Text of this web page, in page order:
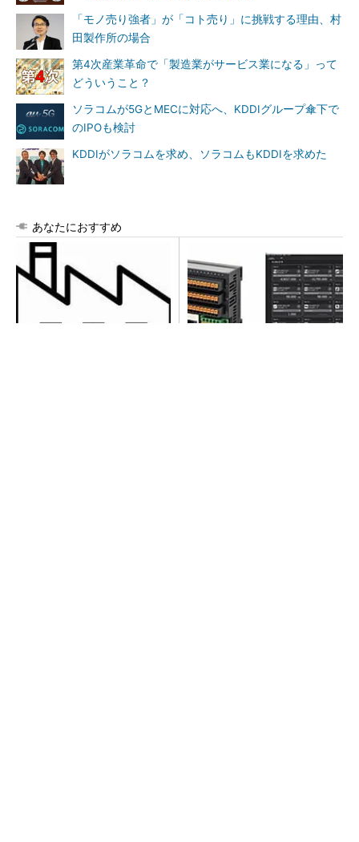
「モノ売り強者」が「コト売り」に挑戦する理由、村
田製作所の場合
第4次産業革命で「製造業がサービス業になる」って
どういうこと？
ソラコムが5GとMECに対応へ、KDDIグループ傘下で
のIPOも検討
KDDIがソラコムを求め、ソラコムもKDDIを求めた
あなたにおすすめ